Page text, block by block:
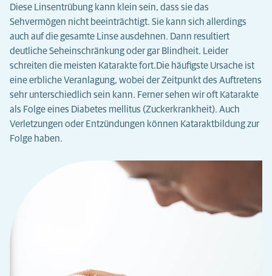
Diese Linsentrübung kann klein sein, dass sie das
Sehvermögen nicht beeinträchtigt. Sie kann sich allerdings
auch auf die gesamte Linse ausdehnen. Dann resultiert
deutliche Seheinschränkung oder gar Blindheit. Leider
schreiten die meisten Katarakte fort.Die häufigste Ursache ist
eine erbliche Veranlagung, wobei der Zeitpunkt des Auftretens
sehr unterschiedlich sein kann. Ferner sehen wir oft Katarakte
als Folge eines Diabetes mellitus (Zuckerkrankheit). Auch
Verletzungen oder Entzündungen können Kataraktbildung zur
Folge haben.